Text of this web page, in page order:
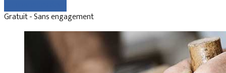
Gratuit - Sans engagement